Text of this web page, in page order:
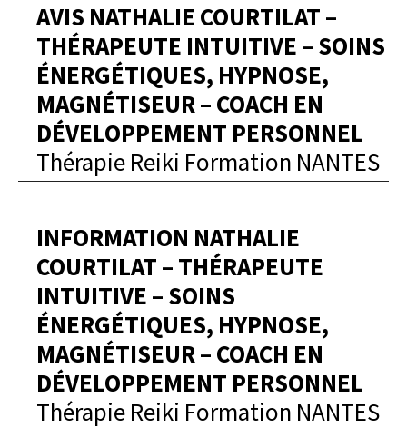
AVIS NATHALIE COURTILAT –
THÉRAPEUTE INTUITIVE – SOINS
ÉNERGÉTIQUES, HYPNOSE,
MAGNÉTISEUR – COACH EN
DÉVELOPPEMENT PERSONNEL
Thérapie Reiki Formation NANTES
INFORMATION NATHALIE
COURTILAT – THÉRAPEUTE
INTUITIVE – SOINS
ÉNERGÉTIQUES, HYPNOSE,
MAGNÉTISEUR – COACH EN
DÉVELOPPEMENT PERSONNEL
Thérapie Reiki Formation NANTES